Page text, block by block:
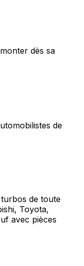
dès sa
de
de toute
Toyota,
avec pièces